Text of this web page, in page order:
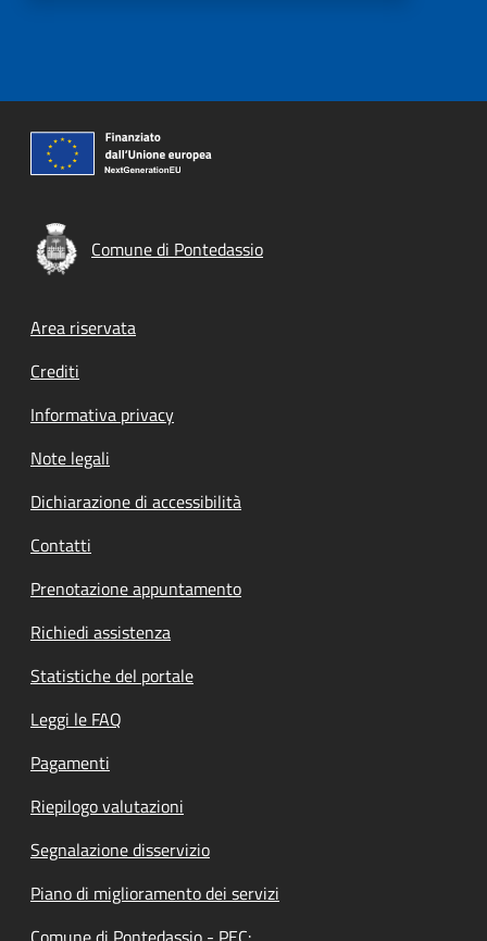
Comune di Pontedassio
Footer menu
Area riservata
Crediti
Informativa privacy
Note legali
Dichiarazione di accessibilità
Contatti
Prenotazione appuntamento
Richiedi assistenza
Statistiche del portale
Leggi le FAQ
Pagamenti
Riepilogo valutazioni
Segnalazione disservizio
Piano di miglioramento dei servizi